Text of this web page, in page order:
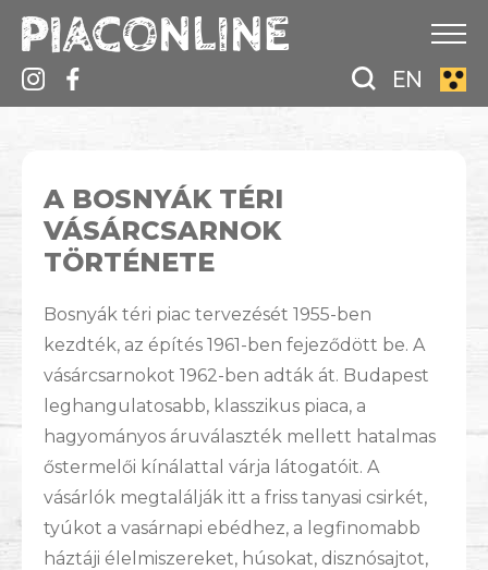
EN
A BOSNYÁK TÉRI
VÁSÁRCSARNOK
TÖRTÉNETE
Bosnyák téri piac tervezését 1955-ben
kezdték, az építés 1961-ben fejeződött be. A
vásárcsarnokot 1962-ben adták át. Budapest
leghangulatosabb, klasszikus piaca, a
hagyományos áruválaszték mellett hatalmas
őstermelői kínálattal várja látogatóit. A
vásárlók megtalálják itt a friss tanyasi csirkét,
tyúkot a vasárnapi ebédhez, a legfinomabb
háztáji élelmiszereket, húsokat, disznósajtot,